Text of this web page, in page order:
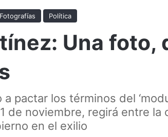
Fotografías Política
Una foto,
pactar los términos del
de noviembre, regirá entre la
en el exilio